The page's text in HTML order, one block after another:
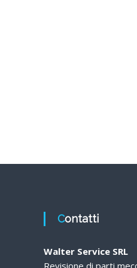
Contatti
Walter Service SRL
Revisione di parti